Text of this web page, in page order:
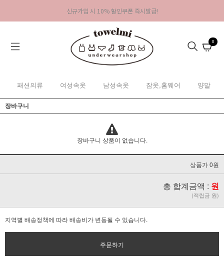
신규가입 시 10% 할인쿠폰 즉시발급!
0
패션의류 여성속옷 남성속옷 잠옷,홈웨어 양말
장바구니
장바구니 상품이 없습니다.
상품가 0원
총 합계금액 : 원
(적립금 원)
지역별 배송정책에 따라 배송비가 변동될 수 있습니다.
주문하기